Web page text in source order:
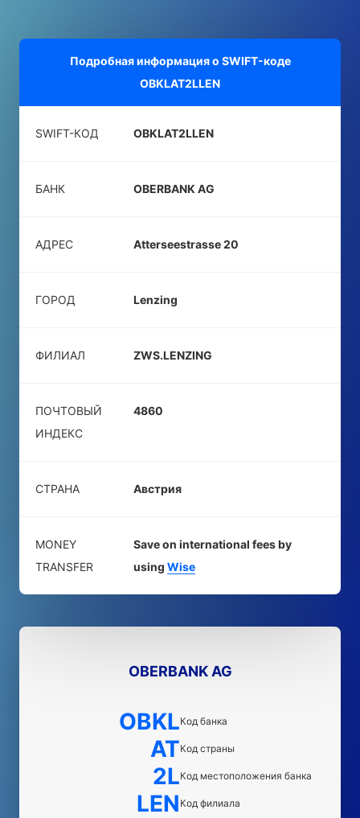
Подробная информация о SWIFT-коде
OBKLAT2LLEN
SWIFT-КОД OBKLAT2LLEN
БАНК OBERBANK AG
АДРЕС Atterseestrasse 20
ГОРОД Lenzing
ФИЛИАЛ ZWS.LENZING
ПОЧТОВЫЙ
ИНДЕКС
4860
СТРАНА Австрия
MONEY
TRANSFER
Save on international fees by
using Wise
OBERBANK AG
OBKLКод банка
ATКод страны
2LКод местоположения банка
LEN Код филиала